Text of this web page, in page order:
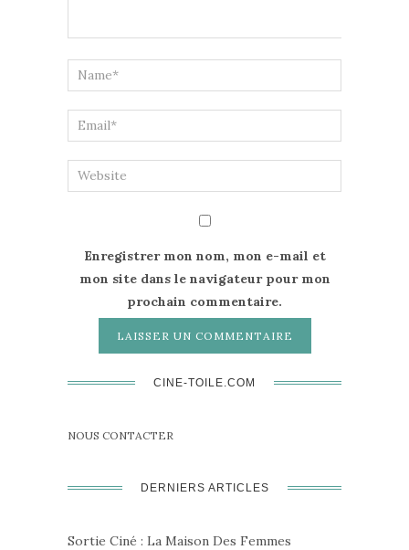
Enregistrer mon nom, mon e-mail et
mon site dans le navigateur pour mon
prochain commentaire.
CINE-TOILE.COM
NOUS CONTACTER
DERNIERS ARTICLES
Sortie Ciné : La Maison Des Femmes